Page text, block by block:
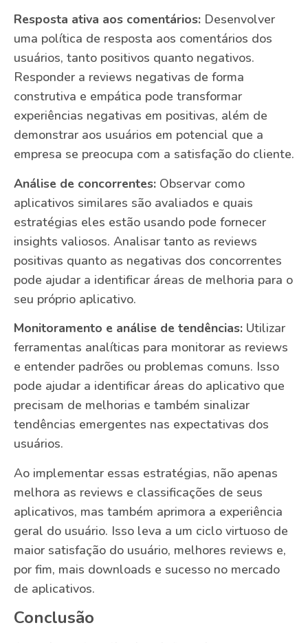
Resposta ativa aos comentários: Desenvolver
uma política de resposta aos comentários dos
usuários, tanto positivos quanto negativos.
Responder a reviews negativas de forma
construtiva e empática pode transformar
experiências negativas em positivas, além de
demonstrar aos usuários em potencial que a
empresa se preocupa com a satisfação do cliente.
Análise de concorrentes: Observar como
aplicativos similares são avaliados e quais
estratégias eles estão usando pode fornecer
insights valiosos. Analisar tanto as reviews
positivas quanto as negativas dos concorrentes
pode ajudar a identificar áreas de melhoria para o
seu próprio aplicativo.
Monitoramento e análise de tendências: Utilizar
ferramentas analíticas para monitorar as reviews
e entender padrões ou problemas comuns. Isso
pode ajudar a identificar áreas do aplicativo que
precisam de melhorias e também sinalizar
tendências emergentes nas expectativas dos
usuários.
Ao implementar essas estratégias, não apenas
melhora as reviews e classificações de seus
aplicativos, mas também aprimora a experiência
geral do usuário. Isso leva a um ciclo virtuoso de
maior satisfação do usuário, melhores reviews e,
por fim, mais downloads e sucesso no mercado
de aplicativos.
Conclusão